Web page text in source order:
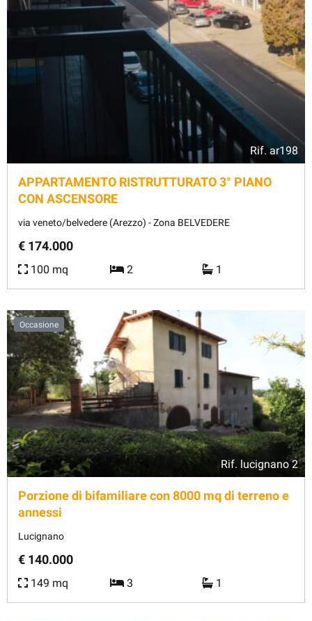
Rif.ar198
APPARTAMENTO RISTRUTTURATO 3° PIANO
CON ASCENSORE
via veneto/belvedere (Arezzo) - Zona BELVEDERE
€ 174.000
100 mq 2 1
Occasione
Rif. lucignano 2
Porzione di bifamiliare con 8000 mq di terreno e
annessi
Lucignano
€ 140.000
149 mq 3 1